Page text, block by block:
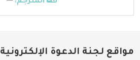
مواقع لجنة الدعوة الإلكترونية